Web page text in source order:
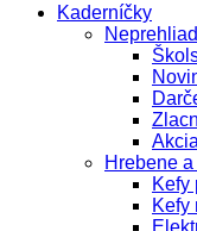
Kaderníčky
Hrebene
Kefy
Kefy